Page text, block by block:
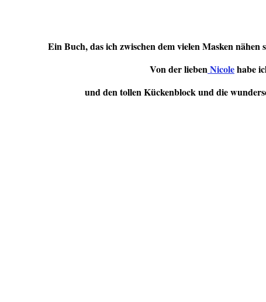
Ein Buch, das ich zwischen dem vielen Masken
Von der liebenNicolehabe
und den tollen Kückenblock und die